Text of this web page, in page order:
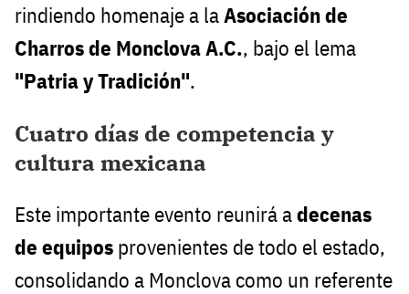
rindiendo homenaje a laAsociación de
Charros de Monclova A.C., bajo el lema
"Patria y Tradición".
Cuatro días de competencia y
cultura mexicana
Este importante evento reunirá adecenas
de equipos provenientes de todo el estado,
consolidando a Monclova como un referente